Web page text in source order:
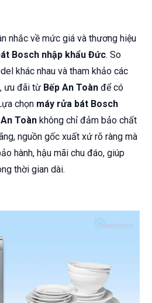
nhắc về mức giá và thương hiệu
Bosch nhập khẩu Đức. So
khác nhau và tham khảo các
ưu đãi từ Bếp An Toàn để có
chọn máy rửa bát Bosch
Toàn không chỉ đảm bảo chất
nguồn gốc xuất xứ rõ ràng mà
hành, hậu mãi chu đáo, giúp
thời gian dài.